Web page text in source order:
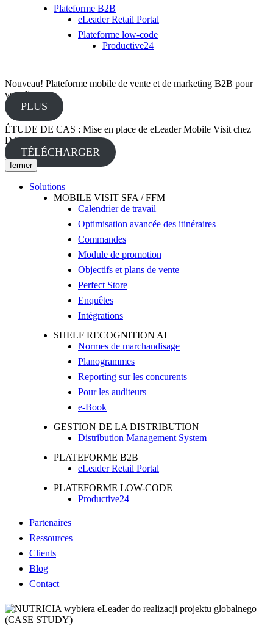
Plateforme B2B
eLeader Retail Portal
Plateforme low-code
Productive24
Nouveau! Plateforme mobile de vente et de marketing B2B pour
vos clients.
PLUS
ÉTUDE DE CAS : Mise en place de eLeader Mobile Visit chez
DANONE
TÉLÉCHARGER
fermer
Solutions
MOBILE VISIT SFA / FFM
Calendrier de travail
Optimisation avancée des itinéraires
Commandes
Module de promotion
Objectifs et plans de vente
Perfect Store
Enquêtes
Intégrations
SHELF RECOGNITION AI
Normes de marchandisage
Planogrammes
Reporting sur les concurents
Pour les auditeurs
e-Book
GESTION DE LA DISTRIBUTION
Distribution Management System
PLATEFORME B2B
eLeader Retail Portal
PLATEFORME LOW-CODE
Productive24
Partenaires
Ressources
Clients
Blog
Contact